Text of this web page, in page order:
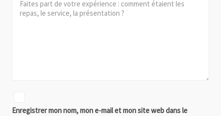
Enregistrer mon nom, mon e-mail et mon site web dans le